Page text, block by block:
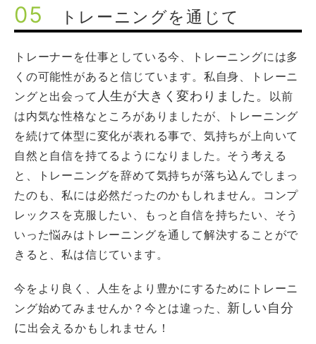
05 トレーニングを通じて
トレーナーを仕事としている今、トレーニングには多
くの可能性があると信じています。私自身、トレーニ
ングと出会って 人生が大きく変わりました。 以前
は内気な性格なところがありましたが、トレーニング
を続けて体型に変化が表れる事で、気持ちが上向いて
自然と自信を持てるようになりました。そう考える
と、トレーニングを辞めて気持ちが落ち込んでしまっ
たのも、私には必然だったのかもしれません。コンプ
レックスを克服したい、もっと自信を持ちたい、そう
いった悩みはトレーニングを通して解決することがで
きると、私は信じています。
今をより良く、人生をより豊かにするためにトレーニ
ング始めてみませんか？今とは違った、 新しい自分
に 出会えるかもしれません！